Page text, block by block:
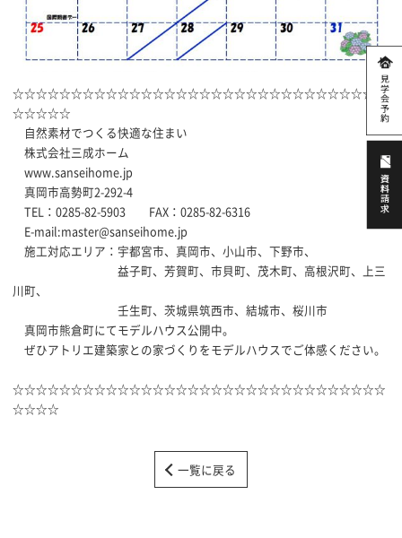
☆☆☆☆☆☆☆☆☆☆☆☆☆☆☆☆☆☆☆☆☆☆☆☆☆☆☆☆☆☆☆☆
☆☆☆☆☆
自然素材でつくる快適な住まい
株式会社三成ホーム
www.sanseihome.jp
真岡市高勢町2-292-4
TEL：0285-82-5903 FAX：0285-82-6316
E-mail:master@sanseihome.jp
施工対応エリア：宇都宮市、真岡市、小山市、下野市、
益子町、芳賀町、市貝町、茂木町、高根沢町、上三
川町、
壬生町、茨城県筑西市、結城市、桜川市
真岡市熊倉町にてモデルハウス公開中。
ぜひアトリエ建築家との家づくりをモデルハウスでご体感ください。
☆☆☆☆☆☆☆☆☆☆☆☆☆☆☆☆☆☆☆☆☆☆☆☆☆☆☆☆☆☆☆☆
☆☆☆☆
一覧に戻る